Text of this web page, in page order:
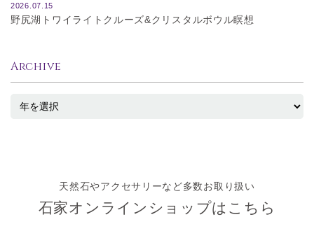
2026.07.15
野尻湖トワイライトクルーズ&クリスタルボウル瞑想
Archive
天然石やアクセサリーなど多数お取り扱い
石家オンラインショップはこちら